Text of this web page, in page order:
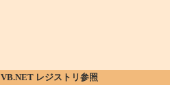
VB.NET レジストリ参照